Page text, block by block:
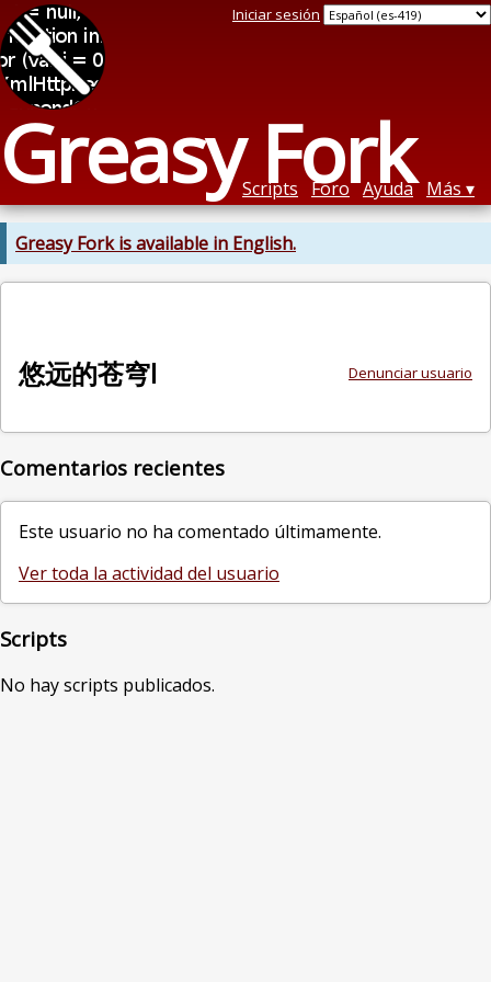
Greasy Fork
Iniciar sesión
Scripts Foro Ayuda Más
Greasy Fork is available in English.
Denunciar usuario
悠远的苍穹l
Comentarios recientes
Este usuario no ha comentado últimamente.
Ver toda la actividad del usuario
Scripts
No hay scripts publicados.